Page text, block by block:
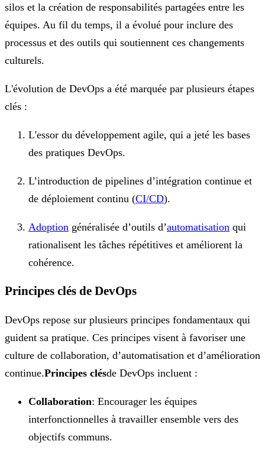
silos et la création de responsabilités partagées entre les
équipes. Au fil du temps, il a évolué pour inclure des
processus et des outils qui soutiennent ces changements
culturels.
L'évolution de DevOps a été marquée par plusieurs étapes
clés :
L'essor du développement agile, qui a jeté les bases
des pratiques DevOps.
L’introduction de pipelines d’intégration continue et
de déploiement continu (CI/CD).
Adoption généralisée d’outils d’automatisation qui
rationalisent les tâches répétitives et améliorent la
cohérence.
Principes clés de DevOps
DevOps repose sur plusieurs principes fondamentaux qui
guident sa pratique. Ces principes visent à favoriser une
culture de collaboration, d’automatisation et d’amélioration
continue.Principes clésde DevOps incluent :
Collaboration: Encourager les équipes
interfonctionnelles à travailler ensemble vers des
objectifs communs.